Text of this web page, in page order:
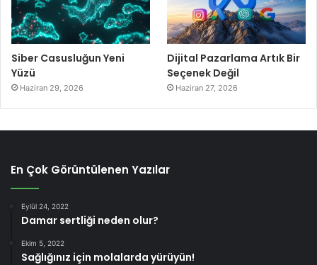
Siber Casusluğun Yeni
Yüzü
Haziran 29, 2026
Dijital Pazarlama Artık Bir
Seçenek Değil
Haziran 27, 2026
En Çok Görüntülenen Yazılar
Eylül 24, 2022
Damar sertliği neden olur?
Ekim 5, 2022
Sağlığınız için molalarda yürüyün!